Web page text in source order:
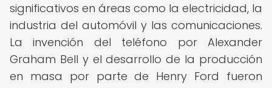
significativos en áreas como la electricidad, la
industria del automóvil y las comunicaciones.
La invención del teléfono por Alexander
Graham Bell y el desarrollo de la producción
en masa por parte de Henry Ford fueron